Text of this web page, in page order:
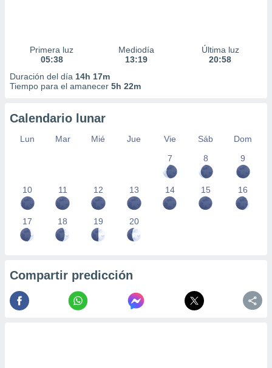
Primera luz
05:38
Mediodía
13:19
Última luz
20:58
Duración del día 14h 17m
Tiempo para el amanecer 5h 22m
Calendario lunar
Lun Mar Mié Jue Vie Sáb
Dom
7
8 9
10 11 12 13 14 15 16
17 18 19 20
Compartir predicción